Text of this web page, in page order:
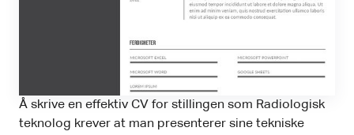
Å skrive en effektiv CV for stillingen som Radiologisk
teknolog krever at man presenterer sine tekniske